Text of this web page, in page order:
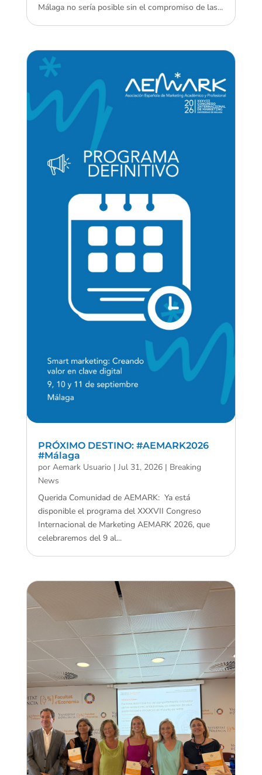
Málaga no sería posible sin el compromiso de las...
PRÓXIMO DESTINO: #AEMARK2026
#Málaga
por Aemark Usuario | Jul 31, 2026| Breaking
News
Querida Comunidad de AEMARK: Ya está
disponible el programa del XXXVII Congreso
Internacional de Marketing AEMARK 2026, que
celebraremos del 9 al...